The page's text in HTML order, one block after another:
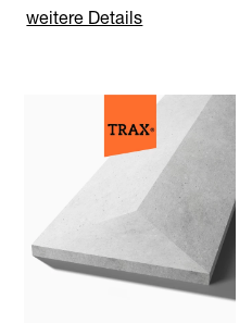
weitere Details